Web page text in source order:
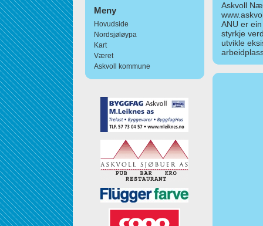
Meny
Hovudside
Nordsjøløypa
Kart
Været
Askvoll kommune
Askvoll
ANU er
styrkje
utvikle